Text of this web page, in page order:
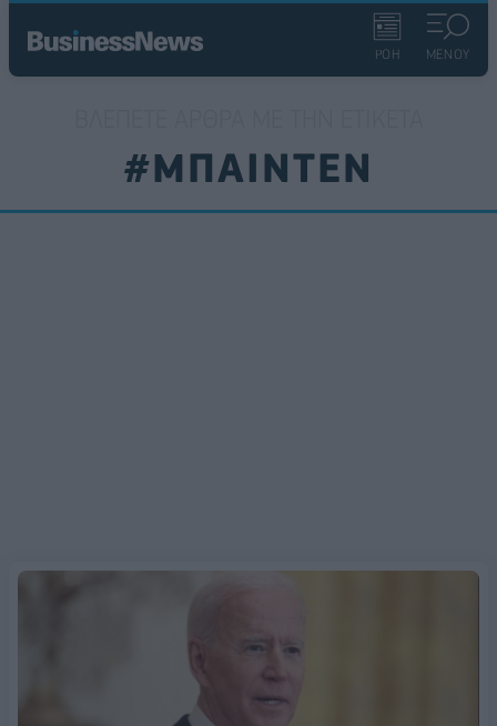
ΡΟΗ ΜΕΝΟΥ
#ΜΠΑΙΝΤΕΝ